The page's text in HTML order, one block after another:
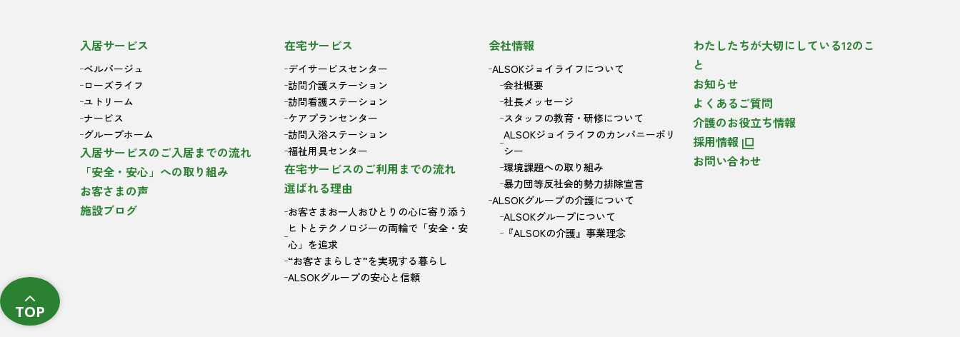
入居サービス
ベルパージュ
ローズライフ
ユトリーム
ナービス
グループホーム
入居サービスのご入居までの流れ
「安全・安心」への取り組み
お客さまの声
施設ブログ
在宅サービス
デイサービスセンター
訪問介護ステーション
訪問看護ステーション
ケアプランセンター
訪問入浴ステーション
福祉用具センター
在宅サービスのご利用までの流れ
選ばれる理由
お客さまお一人おひとりの心に寄り添う
ヒトとテクノロジーの両輪で「安全・安
心」を追求
“お客さまらしさ”を実現する暮らし
ALSOKグループの安心と信頼
会社情報
ALSOKジョイライフについて
会社概要
社長メッセージ
スタッフの教育・研修について
ALSOKジョイライフのカンパニーポリ
シー
環境課題への取り組み
暴力団等反社会的勢力排除宣言
ALSOKグループの介護について
ALSOKグループについて
『ALSOKの介護』事業理念
わたしたちが大切にしている12のこ
と
お知らせ
よくあるご質問
介護のお役立ち情報
採用情報
お問い合わせ
TOP